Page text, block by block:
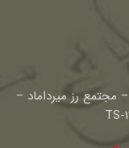
مجتمع رز میرداماد –